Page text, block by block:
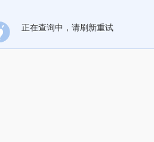
正在查询中，请刷新重试